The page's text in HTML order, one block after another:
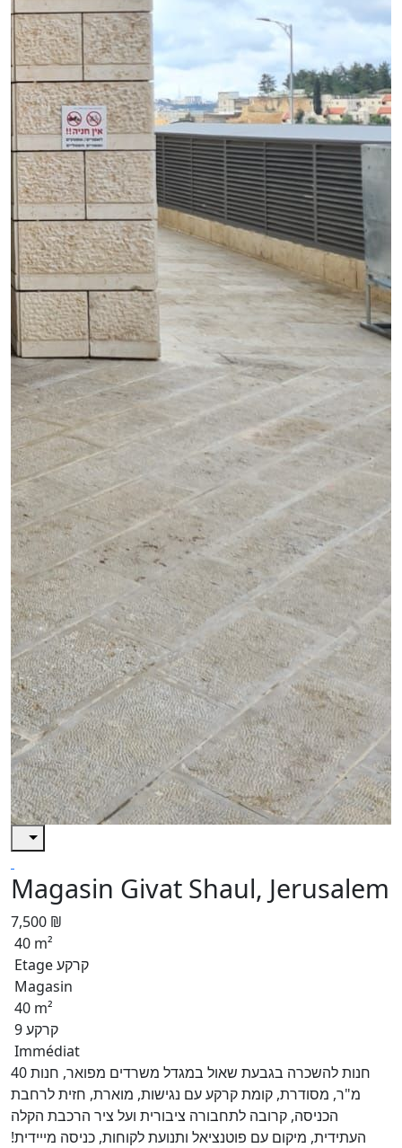
Magasin Givat Shaul, Jerusalem
7,500 ₪
40 m²
Etage קרקע
Magasin
40 m²
קרקע 9
Immédiat
חנות להשכרה בגבעת שאול במגדל משרדים מפואר, חנות 40
מ"ר, מסודרת, קומת קרקע עם נגישות, מוארת, חזית לרחבת
הכניסה, קרובה לתחבורה ציבורית ועל ציר הרכבת הקלה
העתידית, מיקום עם פוטנציאל ותנועת לקוחות, כניסה מייידית!